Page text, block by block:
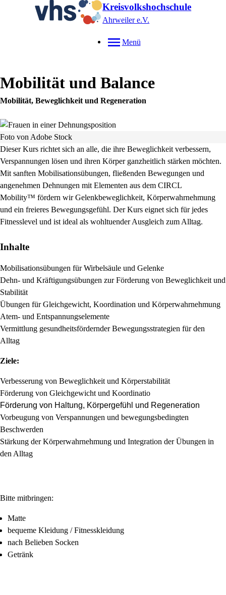
Kreisvolkshochschule
Ahrweiler e.V.
Menü
Mobilität und Balance
Mobilität, Beweglichkeit und Regeneration
Foto von Adobe Stock
Dieser Kurs richtet sich an alle, die ihre Beweglichkeit verbessern,
Verspannungen lösen und ihren Körper ganzheitlich stärken möchten.
Mit sanften Mobilisationsübungen, fließenden Bewegungen und
angenehmen Dehnungen mit Elementen aus dem CIRCL
Mobility™ fördern wir Gelenkbeweglichkeit, Körperwahrnehmung
und ein freieres Bewegungsgefühl. Der Kurs eignet sich für jedes
Fitnesslevel und ist ideal als wohltuender Ausgleich zum Alltag.
Inhalte
Mobilisationsübungen für Wirbelsäule und Gelenke
Dehn- und Kräftigungsübungen zur Förderung von Beweglichkeit und
Stabilität
Übungen für Gleichgewicht, Koordination und Körperwahrnehmung
Atem- und Entspannungselemente
Vermittlung gesundheitsfördernder Bewegungsstrategien für den
Alltag
Ziele:
Verbesserung von Beweglichkeit und Körperstabilität
Förderung von Gleichgewicht und Koordinatio
Förderung von Haltung, Körpergefühl und Regeneration
Vorbeugung von Verspannungen und bewegungsbedingten
Beschwerden
Stärkung der Körperwahrnehmung und Integration der Übungen in
den Alltag
Bitte mitbringen:
Matte
bequeme Kleidung / Fitnesskleidung
nach Belieben Socken
Getränk